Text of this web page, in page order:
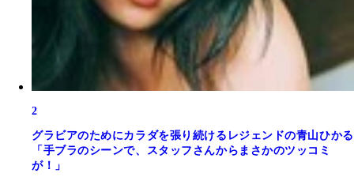
2
グラビアのためにカラダを張り続けるレジェンドの青山ひかる
「手ブラのシーンで、スタッフさんからまさかのツッコミ
が！」